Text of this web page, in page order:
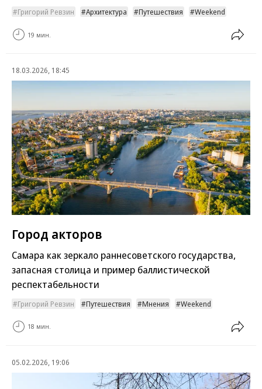
Григорий Ревзин Архитектура Путешествия Weekend
19 мин.
18.03.2026, 18:45
Город акторов
Самара как зеркало раннесоветского государства,
запасная столица и пример баллистической
респектабельности
Григорий Ревзин Путешествия Мнения Weekend
18 мин.
05.02.2026, 19:06